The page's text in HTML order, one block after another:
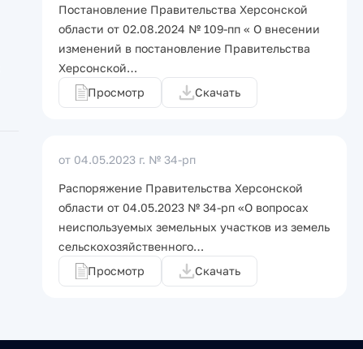
Постановление Правительства Херсонской
области от 02.08.2024 № 109-пп « О внесении
изменений в постановление Правительства
Херсонской…
Просмотр
Скачать
от 04.05.2023 г. № 34-рп
Распоряжение Правительства Херсонской
области от 04.05.2023 № 34-рп «О вопросах
неиспользуемых земельных участков из земель
сельскохозяйственного…
Просмотр
Скачать